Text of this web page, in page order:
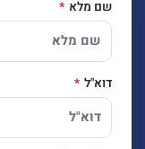
שם מלא
דוא"ל